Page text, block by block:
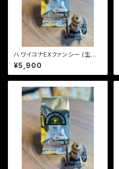
ハワイコナEXファンシー (生豆2
40g)
¥5,900